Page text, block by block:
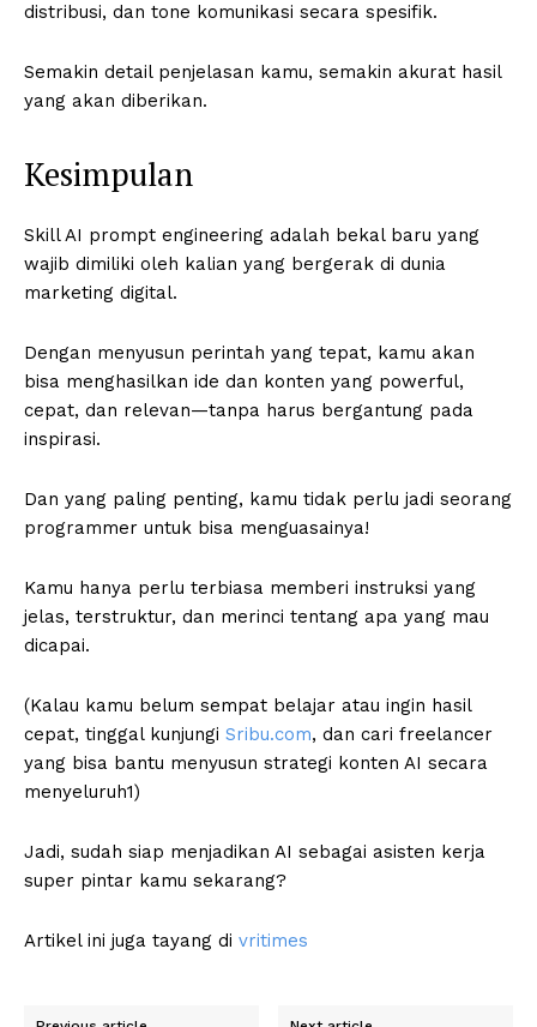
distribusi, dan tone komunikasi secara spesifik.
Semakin detail penjelasan kamu, semakin akurat hasil
yang akan diberikan.
Kesimpulan
Skill AI prompt engineering adalah bekal baru yang
wajib dimiliki oleh kalian yang bergerak di dunia
marketing digital.
Dengan menyusun perintah yang tepat, kamu akan
bisa menghasilkan ide dan konten yang powerful,
cepat, dan relevan—tanpa harus bergantung pada
inspirasi.
Dan yang paling penting, kamu tidak perlu jadi seorang
programmer untuk bisa menguasainya!
Kamu hanya perlu terbiasa memberi instruksi yang
jelas, terstruktur, dan merinci tentang apa yang mau
dicapai.
(Kalau kamu belum sempat belajar atau ingin hasil
cepat, tinggal kunjungi Sribu.com, dan cari freelancer
yang bisa bantu menyusun strategi konten AI secara
menyeluruh1)
Jadi, sudah siap menjadikan AI sebagai asisten kerja
super pintar kamu sekarang?
Artikel ini juga tayang di vritimes